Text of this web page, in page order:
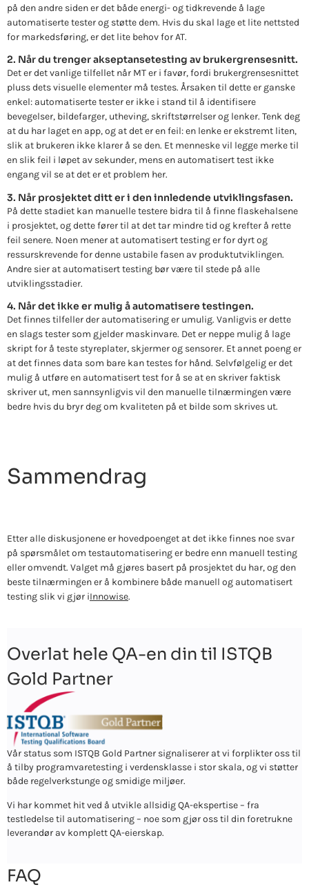
på den andre siden er det både energi- og tidkrevende å lage
automatiserte tester og støtte dem. Hvis du skal lage et lite nettsted
for markedsføring, er det lite behov for AT.
2. Når du trenger akseptansetesting av brukergrensesnitt.
Det er det vanlige tilfellet når MT er i favør, fordi brukergrensesnittet
pluss dets visuelle elementer må testes. Årsaken til dette er ganske
enkel: automatiserte tester er ikke i stand til å identifisere
bevegelser, bildefarger, utheving, skriftstørrelser og lenker. Tenk deg
at du har laget en app, og at det er en feil: en lenke er ekstremt liten,
slik at brukeren ikke klarer å se den. Et menneske vil legge merke til
en slik feil i løpet av sekunder, mens en automatisert test ikke
engang vil se at det er et problem her.
3. Når prosjektet ditt er i den innledende utviklingsfasen.
På dette stadiet kan manuelle testere bidra til å finne flaskehalsene
i prosjektet, og dette fører til at det tar mindre tid og krefter å rette
feil senere. Noen mener at automatisert testing er for dyrt og
ressurskrevende for denne ustabile fasen av produktutviklingen.
Andre sier at automatisert testing bør være til stede på alle
utviklingsstadier.
4. Når det ikke er mulig å automatisere testingen.
Det finnes tilfeller der automatisering er umulig. Vanligvis er dette
en slags tester som gjelder maskinvare. Det er neppe mulig å lage
skript for å teste styreplater, skjermer og sensorer. Et annet poeng er
at det finnes data som bare kan testes for hånd. Selvfølgelig er det
mulig å utføre en automatisert test for å se at en skriver faktisk
skriver ut, men sannsynligvis vil den manuelle tilnærmingen være
bedre hvis du bryr deg om kvaliteten på et bilde som skrives ut.
Sammendrag
Etter alle diskusjonene er hovedpoenget at det ikke finnes noe svar
på spørsmålet om testautomatisering er bedre enn manuell testing
eller omvendt. Valget må gjøres basert på prosjektet du har, og den
beste tilnærmingen er å kombinere både manuell og automatisert
testing slik vi gjør iInnowise.
Overlat hele QA-en din til ISTQB
Gold Partner
Vår status som ISTQB Gold Partner signaliserer at vi forplikter oss til
å tilby programvaretesting i verdensklasse i stor skala, og vi støtter
både regelverkstunge og smidige miljøer.
Vi har kommet hit ved å utvikle allsidig QA-ekspertise – fra
testledelse til automatisering – noe som gjør oss til din foretrukne
leverandør av komplett QA-eierskap.
FAQ